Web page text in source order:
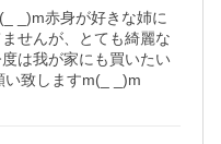
_)m赤身が好きな姉に
せんが、とても綺麗な
は我が家にも買いたい
い致しますm(_ _)m